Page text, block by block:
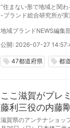
“住まない形で地域と関
-ブランド総合研究所が
地域ブランドNEWS編集
公開: 2026-07-27
local_offer 47都道府県 local_offer 都
ここ滋賀がプレ
藤利三役の内藤
滋賀県のアンテナショッ